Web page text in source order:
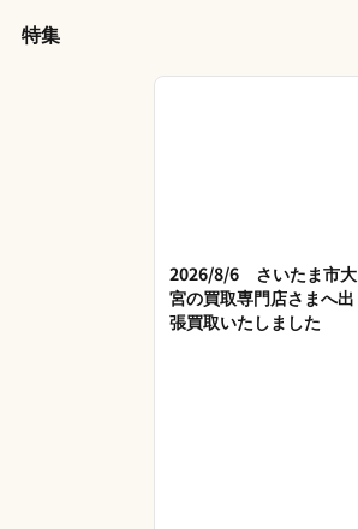
特集
2026/8/6 さいたま市大
宮の買取専門店さまへ出
張買取いたしました